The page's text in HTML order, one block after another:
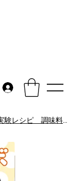
キッチンラボ どうしてそうなる？ 実験レシピ 調味料編